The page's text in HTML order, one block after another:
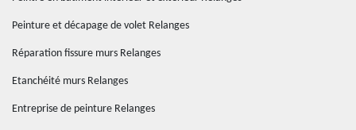
Peinture et décapage de volet Relanges
Réparation fissure murs Relanges
Etanchéité murs Relanges
Entreprise de peinture Relanges